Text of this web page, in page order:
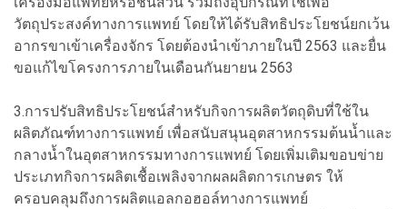
วัตถุประสงค์ทางการแพทย์ โดยให้ได้รับสิทธิประโยชน์ยกเว้น
อากรขาเข้าเครื่องจักร โดยต้องนำเข้าภายในปี 2563 และยื่น
ขอแก้ไขโครงการภายในเดือนกันยายน 2563
3.การปรับสิทธิประโยชน์สำหรับกิจการผลิตวัตถุดิบที่ใช้ใน
ผลิตภัณฑ์ทางการแพทย์ เพื่อสนับสนุนอุตสาหกรรมต้นน้ำและ
กลางน้ำในอุตสาหกรรมทางการแพทย์ โดยเพิ่มเติมขอบข่าย
ประเภทกิจการผลิตเชื้อเพลิงจากผลผลิตการเกษตร ให้
ครอบคลุมถึงการผลิตแอลกอฮอล์ทางการแพทย์